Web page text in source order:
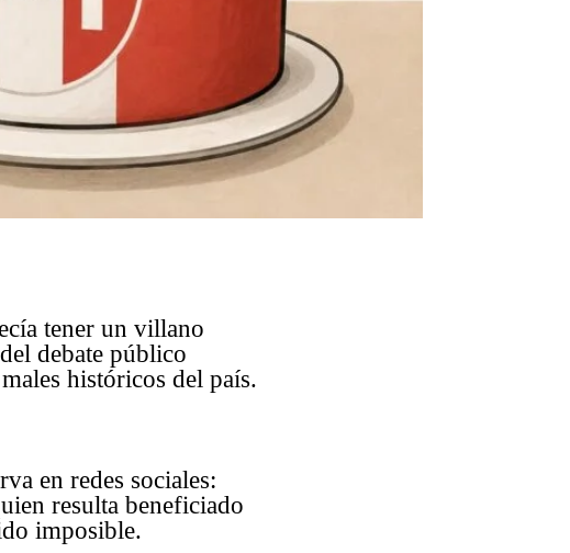
tener un villano
debate público
históricos del país.
en redes sociales:
resulta beneficiado
imposible.